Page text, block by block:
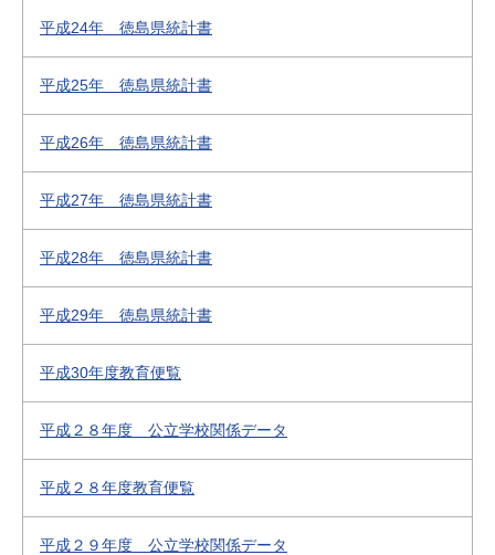
平成24年 徳島県統計書
平成25年 徳島県統計書
平成26年 徳島県統計書
平成27年 徳島県統計書
平成28年 徳島県統計書
平成29年 徳島県統計書
平成30年度教育便覧
平成２８年度 公立学校関係データ
平成２８年度教育便覧
平成２９年度 公立学校関係データ